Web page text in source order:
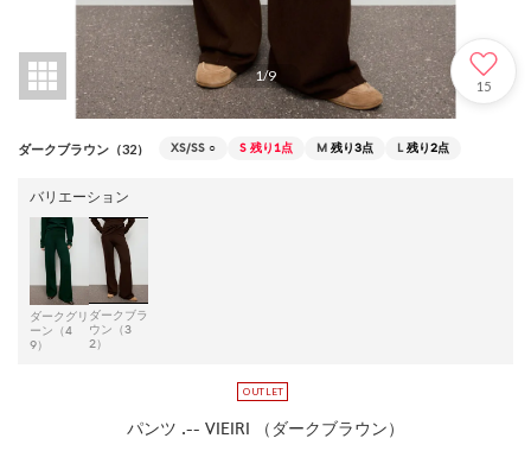
1/9
15
ダークブラウン（32） XS/SS ○ S 残り1点 M 残り3点 L 残り2点
バリエーション
ダークグリ
ーン（4
9）
ダークブラ
ウン（3
2）
パンツ .-- VIEIRI （ダークブラウン）